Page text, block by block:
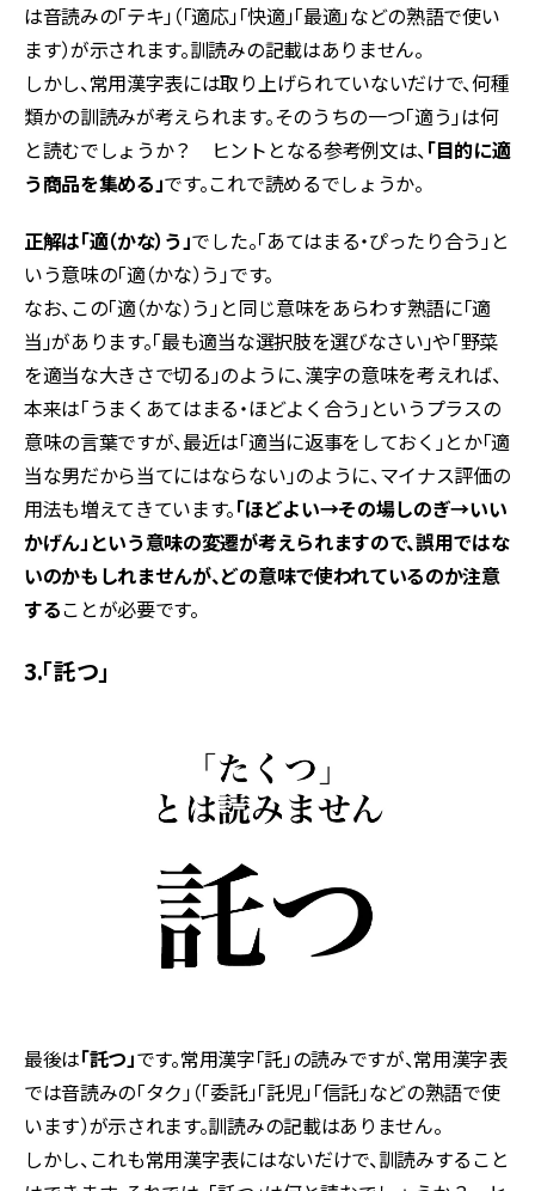
は音読みの「テキ」（「適応」「快適」「最適」などの熟語で使い
ます）が示されます。訓読みの記載はありません。
しかし、常用漢字表には取り上げられていないだけで、何種
類かの訓読みが考えられます。そのうちの一つ「適う」は何
と読むでしょうか？ ヒントとなる参考例文は、「目的に適
う商品を集める」です。これで読めるでしょうか。
正解は「適（かな）う」でした。「あてはまる・ぴったり合う」と
いう意味の「適（かな）う」です。
なお、この「適（かな）う」と同じ意味をあらわす熟語に「適
当」があります。「最も適当な選択肢を選びなさい」や「野菜
を適当な大きさで切る」のように、漢字の意味を考えれば、
本来は「うまくあてはまる・ほどよく合う」というプラスの
意味の言葉ですが、最近は「適当に返事をしておく」とか「適
当な男だから当てにはならない」のように、マイナス評価の
用法も増えてきています。「ほどよい→その場しのぎ→いい
かげん」という意味の変遷が考えられますので、誤用ではな
いのかもしれませんが、どの意味で使われているのか注意
することが必要です。
3.「託つ」
最後は「託つ」です。常用漢字「託」の読みですが、常用漢字表
では音読みの「タク」（「委託」「託児」「信託」などの熟語で使
います）が示されます。訓読みの記載はありません。
しかし、これも常用漢字表にはないだけで、訓読みすること